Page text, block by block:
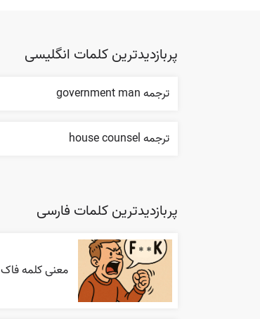
پربازدیدترین کلمات انگلیسی
ترجمه government man
ترجمه house counsel
پربازدیدترین کلمات فارسی
معنی کلمه فاک